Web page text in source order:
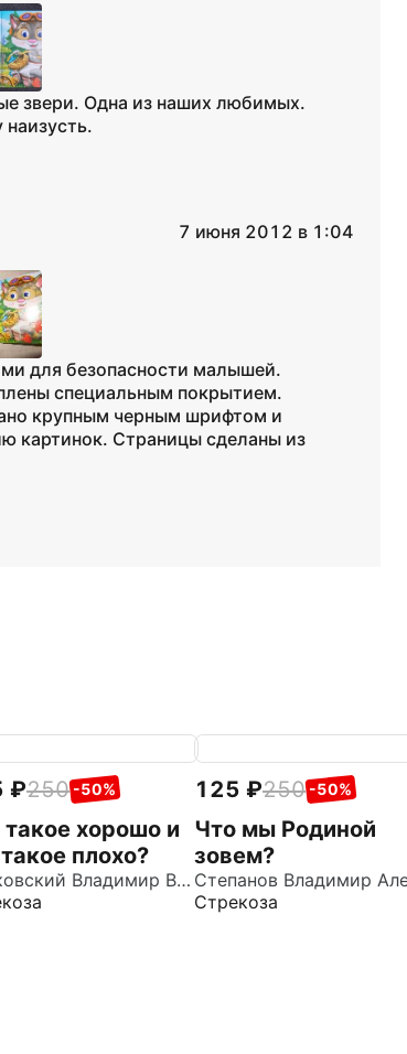
звери. Одна из наших любимых.
7 июня 2012 в 1:04
для безопасности малышей.
специальным покрытием.
крупным черным шрифтом и
картинок. Страницы сделаны из
250 -50%
такое хорошо и
плохо?
Маяковский Владимир Владимирович
125 250 -50%
Что мы Родиной
зовем?
Стрекоза